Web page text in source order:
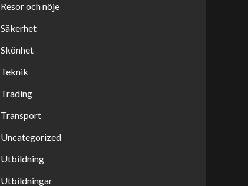
Resor och nöje
Säkerhet
Skönhet
Teknik
Trading
Transport
Uncategorized
Utbildning
Utbildningar